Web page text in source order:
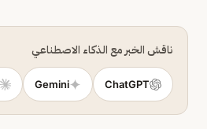
ناقش الخبر مع الذكاء الاصطناعي
ChatGPT
Gemini